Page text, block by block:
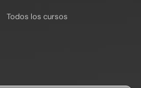
Todos los cursos